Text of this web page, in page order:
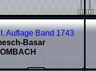
Auflage Band 1743
Basar